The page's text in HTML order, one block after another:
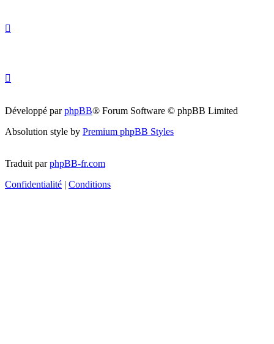
Développé parphpBB® Forum Software © phpBB Limited
Absolution style by Premium phpBB Styles
Traduit parphpBB-fr.com
Confidentialité | Conditions